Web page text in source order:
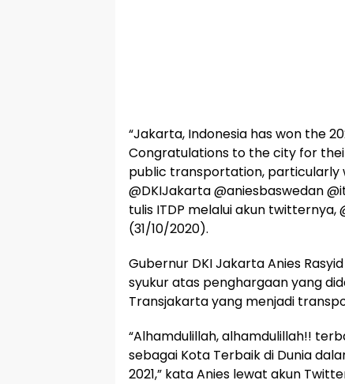
“Jakarta, Indonesia has won the
Congratulations to the city for
public transportation, particularly
@DKIJakarta @aniesbaswedan
tulis ITDP melalui akun twitternya,
(31/10/2020).
Gubernur DKI Jakarta Anies
syukur atas penghargaan yang
Transjakarta yang menjadi
“Alhamdulillah, alhamdulillah!!
sebagai Kota Terbaik di Dunia
2021,” kata Anies lewat akun